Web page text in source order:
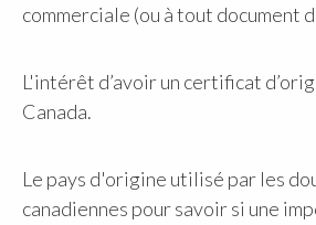
commerciale (ou à tout document
L'intérêt d’avoir un certificat
Canada.
Le pays d'origine utilisé par les
canadiennes pour savoir si une